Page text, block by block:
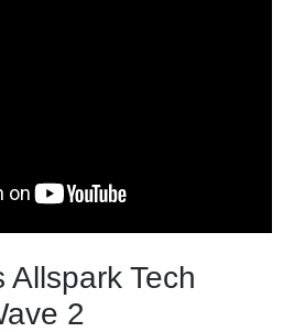
Allspark Tech
2